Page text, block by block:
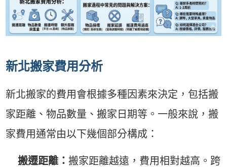
新北搬家費用分析
新北搬家的費用會根據多種因素來決定，包括搬
家距離、物品數量、搬家日期等。一般來說，搬
家費用通常由以下幾個部分構成：
搬遷距離：搬家距離越遠，費用相對越高。跨